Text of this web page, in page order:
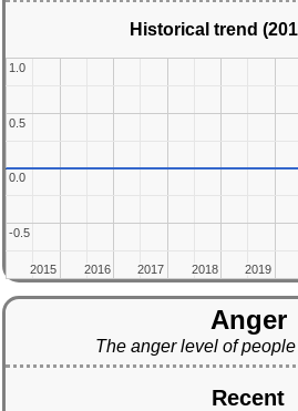
Historical trend
2015
2015 2016
2016 2017
2017 2018
2018 2019
2019
-0.5
-0.5
0.0
0.0
0.5
0.5
1.0
1.0
Anger
The anger level of people
Recent